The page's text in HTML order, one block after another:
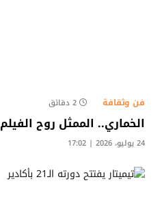
فن وثقافة 2 دقائق
الخماري.. الممثل روح الفيلم
24 يوليو، 2026 | 17:02